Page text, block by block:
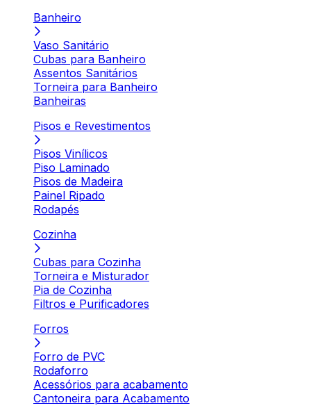
Banheiro
Vaso Sanitário
Cubas para Banheiro
Assentos Sanitários
Torneira para Banheiro
Banheiras
Pisos e Revestimentos
Pisos Vinílicos
Piso Laminado
Pisos de Madeira
Painel Ripado
Rodapés
Cozinha
Cubas para Cozinha
Torneira e Misturador
Pia de Cozinha
Filtros e Purificadores
Forros
Forro de PVC
Rodaforro
Acessórios para acabamento
Cantoneira para Acabamento